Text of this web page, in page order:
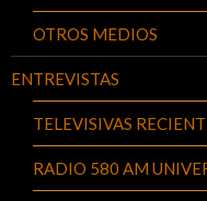
OTROS MEDIOS
ENTREVISTAS
TELEVISIVAS
RADIO 580 AM